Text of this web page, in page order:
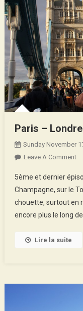
Paris –
Sunday November
Leave A CommentOn
–
En
5ème et dernier
Champagne, sur le
chouette, surtout en
encore plus le long
Lire la suite